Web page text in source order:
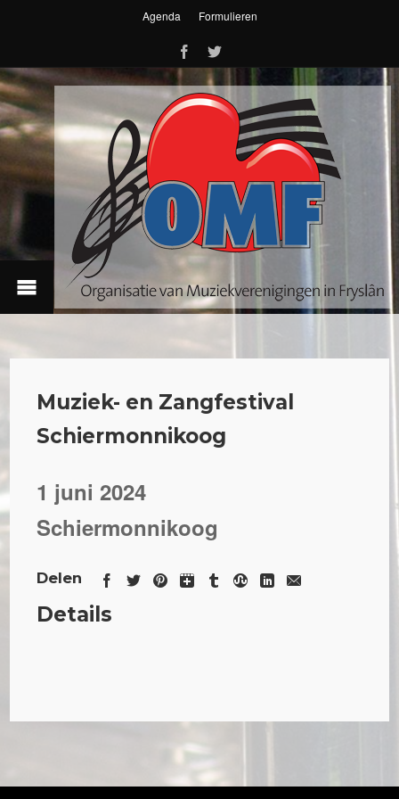
Agenda Formulieren
Muziek- en Zangfestival
Schiermonnikoog
1 juni 2024
Schiermonnikoog
Delen
Details